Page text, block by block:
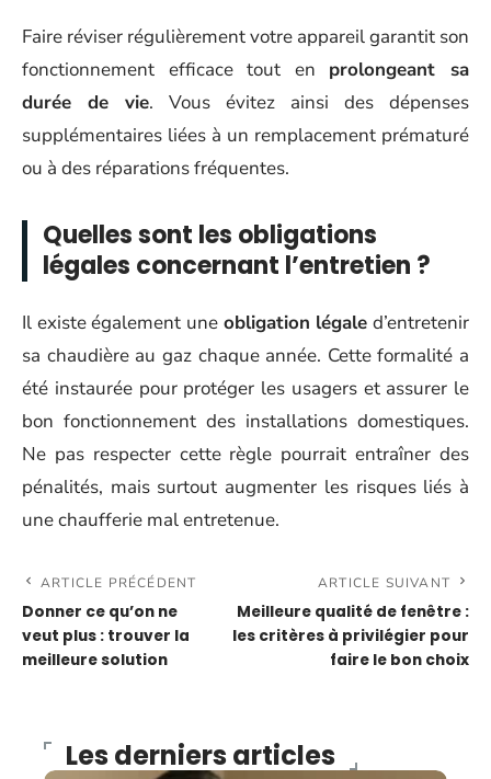
Faire réviser régulièrement votre appareil garantit son
fonctionnement efficace tout en prolongeant sa
durée de vie. Vous évitez ainsi des dépenses
supplémentaires liées à un remplacement prématuré
ou à des réparations fréquentes.
Quelles sont les obligations
légales concernant l’entretien ?
Il existe également une obligation légale d’entretenir
sa chaudière au gaz chaque année. Cette formalité a
été instaurée pour protéger les usagers et assurer le
bon fonctionnement des installations domestiques.
Ne pas respecter cette règle pourrait entraîner des
pénalités, mais surtout augmenter les risques liés à
une chaufferie mal entretenue.
ARTICLE PRÉCÉDENT
Donner ce qu’on ne
veut plus : trouver la
meilleure solution
ARTICLE SUIVANT
Meilleure qualité de fenêtre :
les critères à privilégier pour
faire le bon choix
Les derniers articles